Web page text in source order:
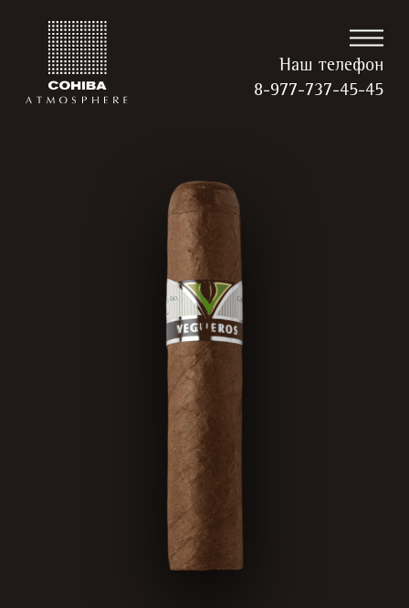
Наш телефон
8-977-737-45-45